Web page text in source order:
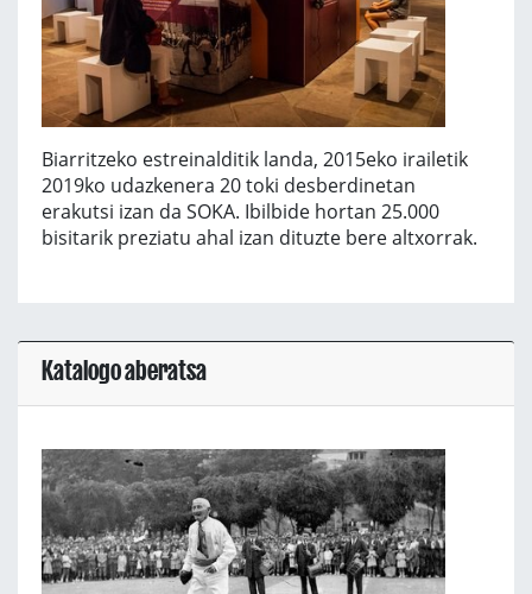
Biarritzeko estreinalditik landa, 2015eko irailetik
2019ko udazkenera 20 toki desberdinetan
erakutsi izan da SOKA. Ibilbide hortan 25.000
bisitarik preziatu ahal izan dituzte bere altxorrak.
Katalogo aberatsa